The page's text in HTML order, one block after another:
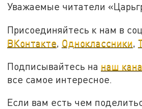
Уважаемые читатели
Присоединяйтесь к нам в
ВКонтакте, Одноклассники,
Подписывайтесь на наш
все самое интересное.
Если вам есть чем